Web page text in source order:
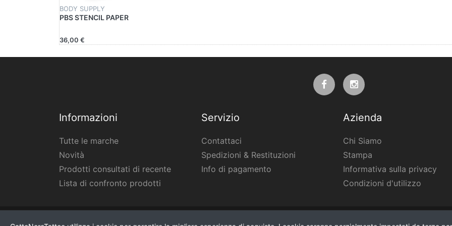
BODY SUPPLY
PBS STENCIL PAPER
36,00 €
Informazioni
Tutte le marche
Novità
Prodotti consultati di recente
Lista di confronto prodotti
Servizio
Contattaci
Spedizioni & Restituzioni
Info di pagamento
Azienda
Chi Siamo
Stampa
Informativa sulla privacy
Condizioni d'utilizzo